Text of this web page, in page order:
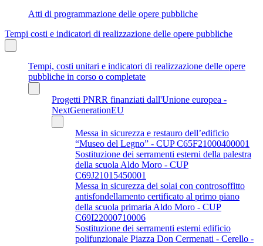
Atti di programmazione delle opere pubbliche
Tempi costi e indicatori di realizzazione delle opere pubbliche
Tempi, costi unitari e indicatori di realizzazione delle opere
pubbliche in corso o completate
Progetti PNRR finanziati dall'Unione europea -
NextGenerationEU
Messa in sicurezza e restauro dell’edificio
“Museo del Legno” - CUP C65F21000400001
Sostituzione dei serramenti esterni della palestra
della scuola Aldo Moro - CUP
C69J21015450001
Messa in sicurezza dei solai con controsoffitto
antisfondellamento certificato al primo piano
della scuola primaria Aldo Moro - CUP
C69I22000710006
Sostituzione dei serramenti esterni edificio
polifunzionale Piazza Don Cermenati - Cerello -